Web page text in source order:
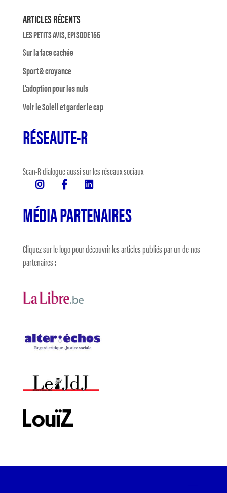
ARTICLES RÉCENTS
LES PETITS AVIS, EPISODE 155
Sur la face cachée
Sport & croyance
L’adoption pour les nuls
Voir le Soleil et garder le cap
RÉSEAUTE-R
Scan-R dialogue aussi sur les réseaux sociaux
MÉDIA PARTENAIRES
Cliquez sur le logo pour découvrir les articles publiés par un de nos
partenaires :